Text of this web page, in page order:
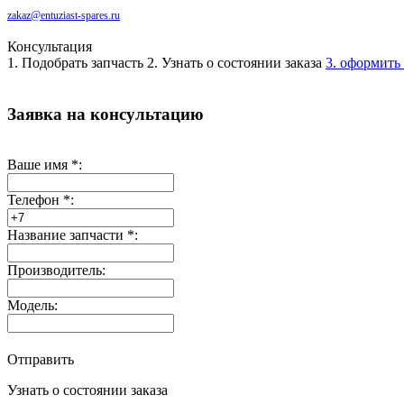
zakaz@entuziast-spares.ru
Консультация
1. Подобрать запчасть 2. Узнать о состоянии заказа 3. оформить
Заявка на консультацию
Ваше имя *:
Телефон *:
Название запчасти *:
Производитель:
Модель:
Отправить
Узнать о состоянии заказа